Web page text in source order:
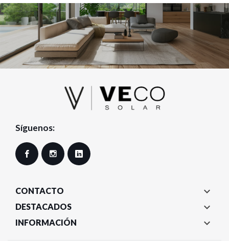
Síguenos:
Facebook Instagram
CONTACTO 
DESTACADOS 
INFORMACIÓN 